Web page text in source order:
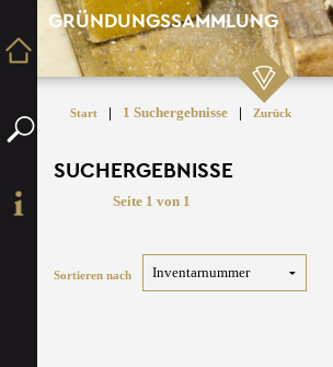
GRÜNDUNGSSAMMLUNG
Start | 1 Suchergebnisse | Zurück
SUCHERGEBNISSE
Seite 1 von 1
Sortieren nach